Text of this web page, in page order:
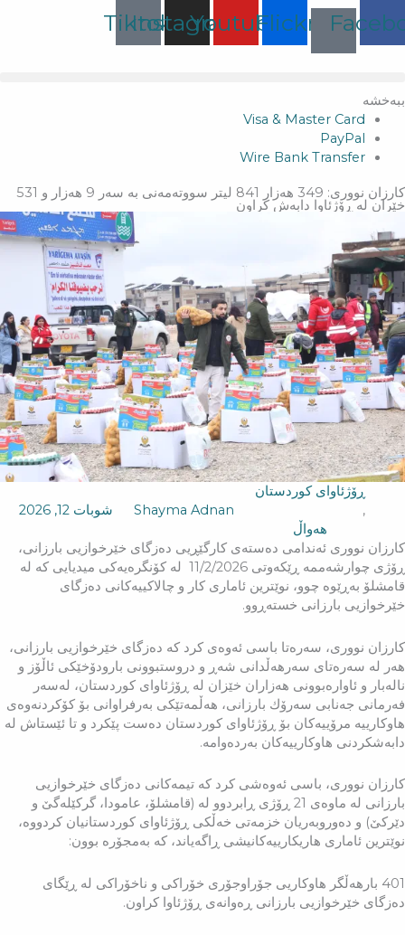
to
content
Flickr
Youtube
Instagram
Tiktok
ببەخشە
Visa & Master Card
PayPal
Wire Bank Transfer
كارزان نووری: 349 هەزار 841 لیتر سووتەمەنی بە سەر 9 هەزار و 531
خێران لە ڕۆژئاوا دابەش كراون
ڕۆژئاوای کوردستان
,
‌‌هەواڵ
Shayma Adnan شوبات 12, 2026
كارزان نووری ئەندامی دەستەی كارگێڕیی دەزگای خێرخوازیی بارزانی،
ڕۆژی چوارشەممە ڕێكەوتی 11/2/2026 لە كۆنگرەیەكی میدیایی كە لە
قامشلۆ بەڕێوە چوو، نوێترین ئاماری كار و چالاكییەكانی دەزگای
خێرخوازیی بارزانی خستەڕوو.
كارزان نووری، سەرەتا باسی ئەوەی كرد كە دەزگای خێرخوازیی بارزانی،
هەر لە سەرەتای سەرهەڵدانی شەڕ و دروستبوونی بارودۆخێكی ئاڵۆز و
نالەبار و ئاوارەبوونی هەزاران خێزان لە ڕۆژئاوای كوردستان، لەسەر
فەرمانی جەنابی سەرۆك بارزانی، هەڵمەتێكی بەرفراوانی بۆ كۆكردنەوەی
هاوكارييە مرۆییەكان بۆ ڕۆژئاوای كوردستان دەست پێكرد و تا ئێستاش لە
دابەشكردنی هاوكارییەكان بەردەوامە.
كارزان نووری، باسی ئەوەشی كرد كە تیمەكانی دەزگای خێرخوازیی
بارزانی لە ماوەی 21 ڕۆژی ڕابردوو لە (قامشلۆ، عامودا، گركێلەگێ و
دێركێ) و دەوروبەریان خزمەتی خەڵكی ڕۆژئاوای كوردستانیان كردووە،
نوێترین ئاماری هاریكارییەكانیشی ڕاگەیاند، كە بەمجۆرە بوون:
401 بارهەڵگر هاوكاریی جۆراوجۆری خۆراكی و ناخۆراكی لە ڕێگای
دەزگای خێرخوازیی بارزانی ڕەوانەی ڕۆژئاوا كراون.